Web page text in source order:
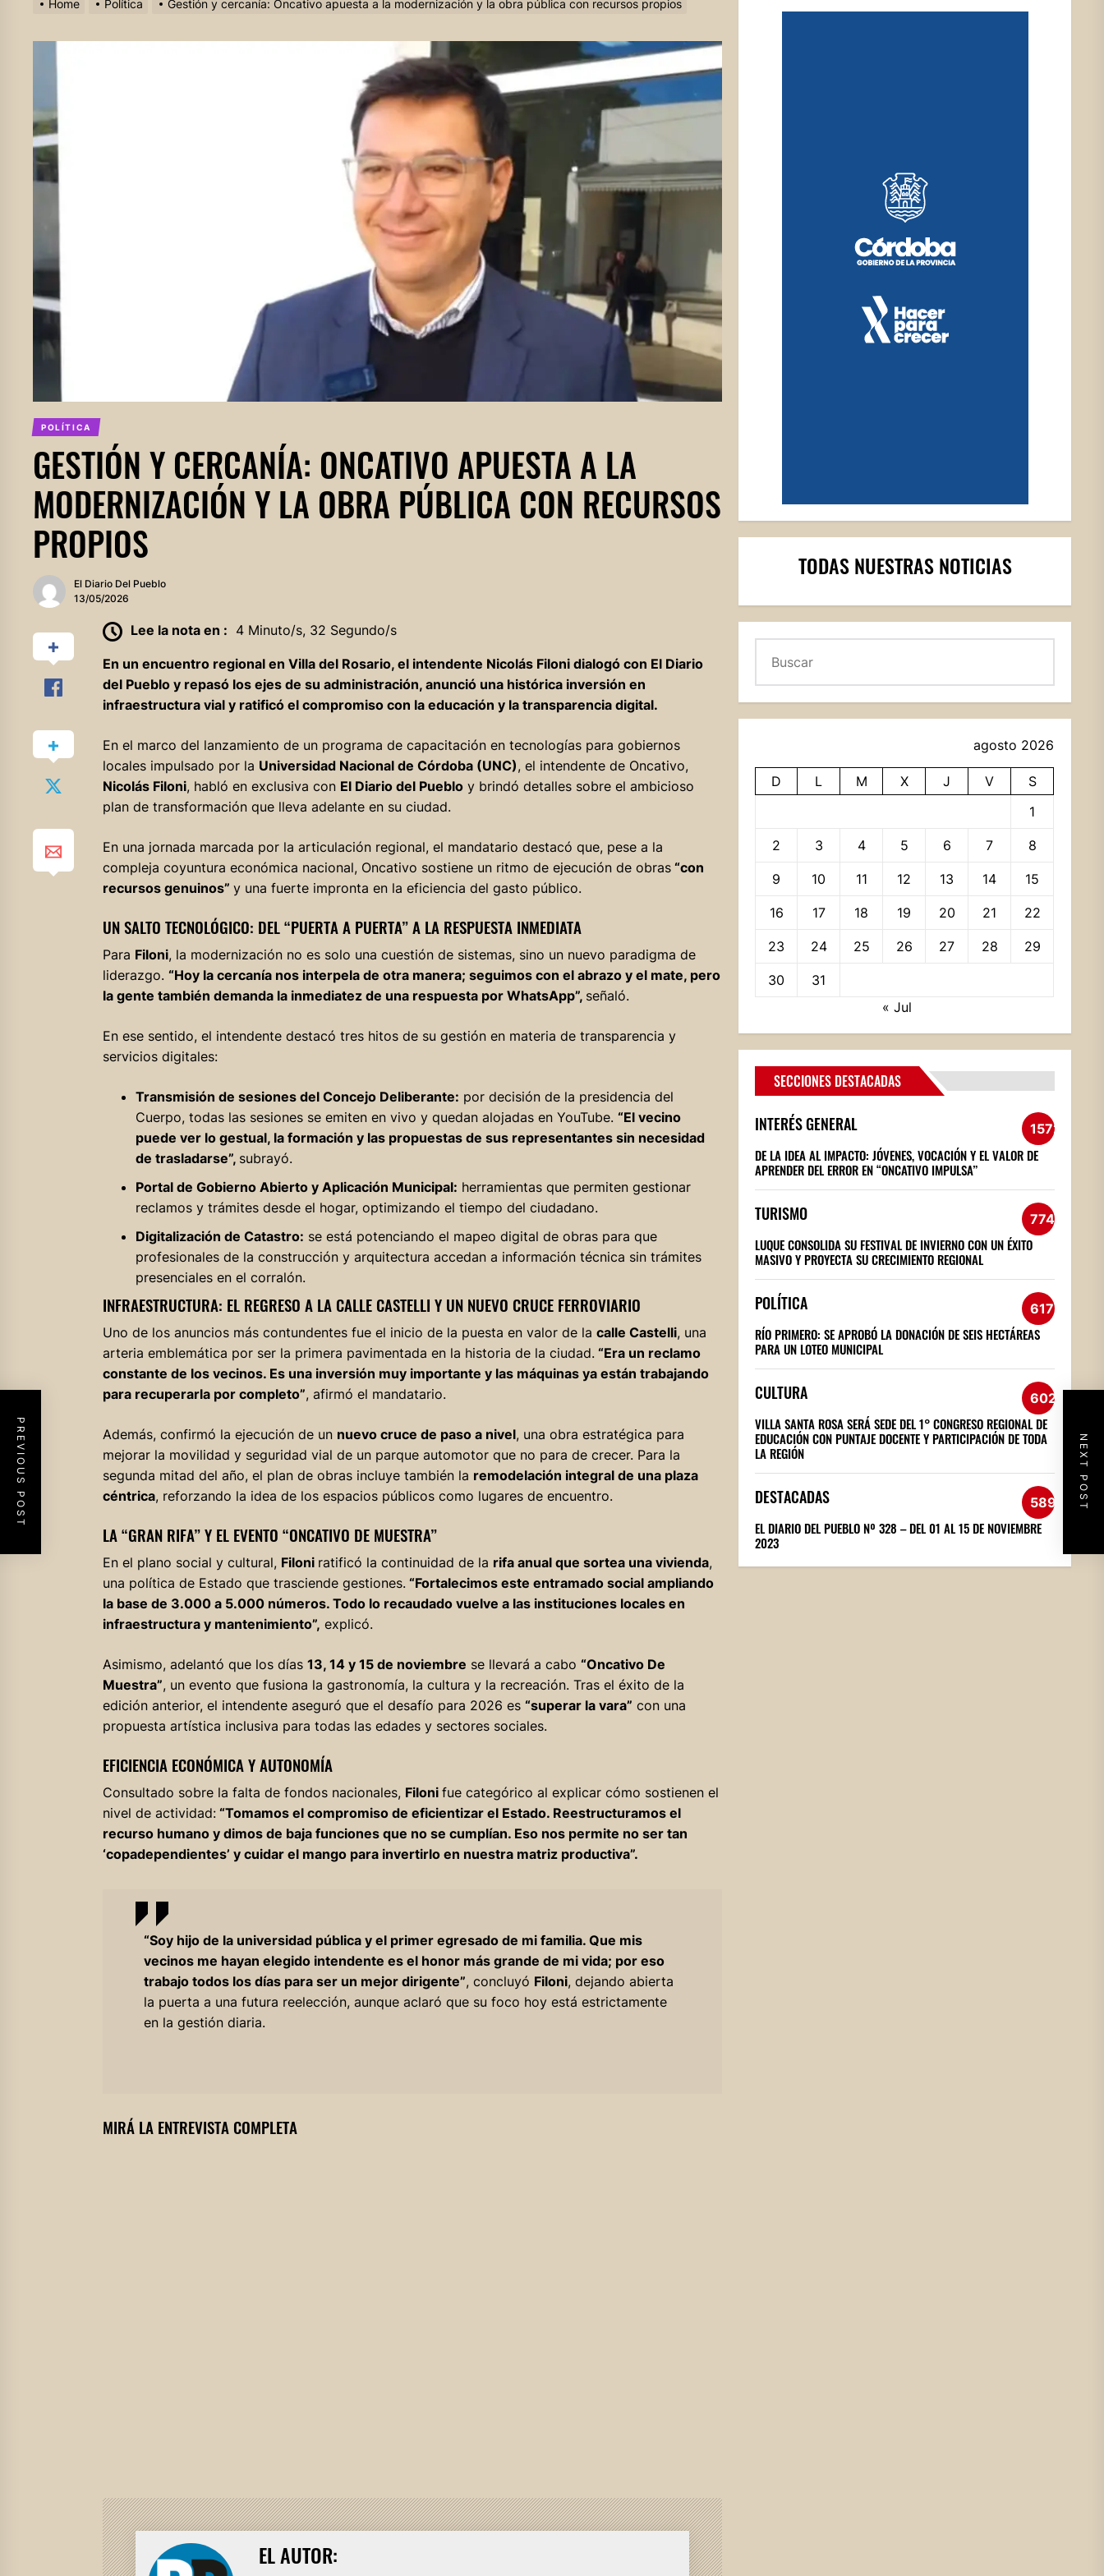
Home Política Gestión y cercanía: Oncativo apuesta a la modernización y la obra pública con recursos propios
POLÍTICA
GESTIÓN Y CERCANÍA: ONCATIVO APUESTA A LA
MODERNIZACIÓN Y LA OBRA PÚBLICA CON RECURSOS
PROPIOS
El Diario Del Pueblo
13/05/2026
Lee la nota en : 4 Minuto/s, 32 Segundo/s
En un encuentro regional en Villa del Rosario, el intendente Nicolás Filoni dialogó con El Diario
del Pueblo y repasó los ejes de su administración, anunció una histórica inversión en
infraestructura vial y ratificó el compromiso con la educación y la transparencia digital.
En el marco del lanzamiento de un programa de capacitación en tecnologías para gobiernos
locales impulsado por la Universidad Nacional de Córdoba (UNC), el intendente de Oncativo,
Nicolás Filoni, habló en exclusiva con El Diario del Puebloy brindó detalles sobre el ambicioso
plan de transformación que lleva adelante en su ciudad.
En una jornada marcada por la articulación regional, el mandatario destacó que, pese a la
compleja coyuntura económica nacional, Oncativo sostiene un ritmo de ejecución de obras“con
recursos genuinos” y una fuerte impronta en la eficiencia del gasto público.
UN SALTO TECNOLÓGICO: DEL “PUERTA A PUERTA” A LA RESPUESTA INMEDIATA
Para Filoni, la modernización no es solo una cuestión de sistemas, sino un nuevo paradigma de
liderazgo. “Hoy la cercanía nos interpela de otra manera; seguimos con el abrazo y el mate, pero
la gente también demanda la inmediatez de una respuesta por WhatsApp”, señaló.
En ese sentido, el intendente destacó tres hitos de su gestión en materia de transparencia y
servicios digitales:
Transmisión de sesiones del Concejo Deliberante: por decisión de la presidencia del
Cuerpo, todas las sesiones se emiten en vivo y quedan alojadas en YouTube. “El vecino
puede ver lo gestual, la formación y las propuestas de sus representantes sin necesidad
de trasladarse”, subrayó.
Portal de Gobierno Abierto y Aplicación Municipal: herramientas que permiten gestionar
reclamos y trámites desde el hogar, optimizando el tiempo del ciudadano.
Digitalización de Catastro: se está potenciando el mapeo digital de obras para que
profesionales de la construcción y arquitectura accedan a información técnica sin trámites
presenciales en el corralón.
INFRAESTRUCTURA: EL REGRESO A LA CALLE CASTELLI Y UN NUEVO CRUCE FERROVIARIO
Uno de los anuncios más contundentes fue el inicio de la puesta en valor de la calle Castelli, una
arteria emblemática por ser la primera pavimentada en la historia de la ciudad. “Era un reclamo
constante de los vecinos. Es una inversión muy importante y las máquinas ya están trabajando
para recuperarla por completo”, afirmó el mandatario.
Además, confirmó la ejecución de un nuevo cruce de paso a nivel, una obra estratégica para
mejorar la movilidad y seguridad vial de un parque automotor que no para de crecer. Para la
segunda mitad del año, el plan de obras incluye también la remodelación integral de una plaza
céntrica, reforzando la idea de los espacios públicos como lugares de encuentro.
LA “GRAN RIFA” Y EL EVENTO “ONCATIVO DE MUESTRA”
En el plano social y cultural, Filoni ratificó la continuidad de la rifa anual que sortea una vivienda,
una política de Estado que trasciende gestiones. “Fortalecimos este entramado social ampliando
la base de 3.000 a 5.000 números. Todo lo recaudado vuelve a las instituciones locales en
infraestructura y mantenimiento”, explicó.
Asimismo, adelantó que los días 13, 14 y 15 de noviembre se llevará a cabo “Oncativo De
Muestra”, un evento que fusiona la gastronomía, la cultura y la recreación. Tras el éxito de la
edición anterior, el intendente aseguró que el desafío para 2026 es “superar la vara” con una
propuesta artística inclusiva para todas las edades y sectores sociales.
EFICIENCIA ECONÓMICA Y AUTONOMÍA
Consultado sobre la falta de fondos nacionales, Filoni fue categórico al explicar cómo sostienen el
nivel de actividad:“Tomamos el compromiso de eficientizar el Estado. Reestructuramos el
recurso humano y dimos de baja funciones que no se cumplían. Eso nos permite no ser tan
‘copadependientes’ y cuidar el mango para invertirlo en nuestra matriz productiva”.
“Soy hijo de la universidad pública y el primer egresado de mi familia. Que mis
vecinos me hayan elegido intendente es el honor más grande de mi vida; por eso
trabajo todos los días para ser un mejor dirigente”, concluyó Filoni, dejando abierta
la puerta a una futura reelección, aunque aclaró que su foco hoy está estrictamente
en la gestión diaria.
MIRÁ LA ENTREVISTA COMPLETA
EL AUTOR:
PREVIOUS POST NEXT POST
TODAS NUESTRAS NOTICIAS
agosto 2026
D L M X J V
S
1
2 3 4 5 6 7 8
9 10 11 12 13 14 15
16 17 18 19 20 21 22
23 24 25 26 27 28 29
30
31
« Jul
SECCIONES DESTACADAS
INTERÉS GENERAL 1572
DE LA IDEA AL IMPACTO: JÓVENES, VOCACIÓN Y EL VALOR DE
APRENDER DEL ERROR EN “ONCATIVO IMPULSA”
TURISMO 774
LUQUE CONSOLIDA SU FESTIVAL DE INVIERNO CON UN ÉXITO
MASIVO Y PROYECTA SU CRECIMIENTO REGIONAL
POLÍTICA 617
RÍO PRIMERO: SE APROBÓ LA DONACIÓN DE SEIS HECTÁREAS
PARA UN LOTEO MUNICIPAL
CULTURA 602
VILLA SANTA ROSA SERÁ SEDE DEL 1° CONGRESO REGIONAL DE
EDUCACIÓN CON PUNTAJE DOCENTE Y PARTICIPACIÓN DE TODA
LA REGIÓN
DESTACADAS 589
EL DIARIO DEL PUEBLO Nº 328 – DEL 01 AL 15 DE NOVIEMBRE
2023